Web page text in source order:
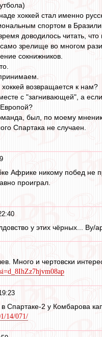
хоккей стал именно
спортом в
доводилось читать,
зрелище во многом
сокнижников.
возвращается к нам?
с "загнивающей", а
был, по моему
Спартака не случаен.
Африке никому побед не
проиграл.
у этих чёрных... Ву/
Много и чертовски
в Спартаке-2 у Комбарова
14/071/